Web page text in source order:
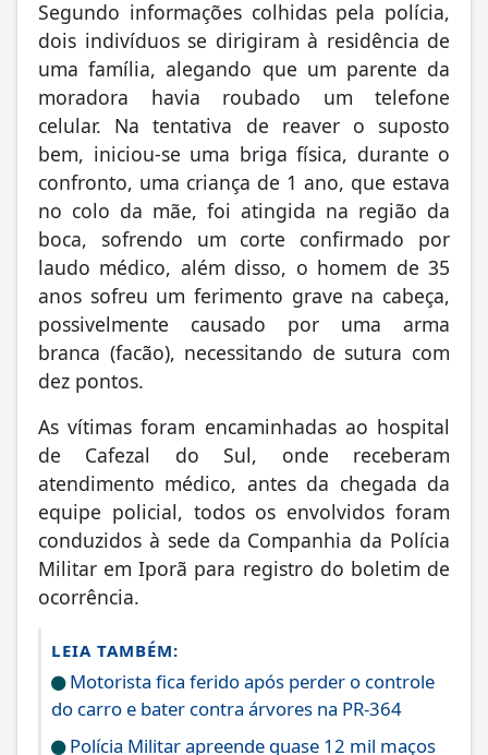
Segundo informações colhidas pela polícia,
dois indivíduos se dirigiram à residência de
uma família, alegando que um parente da
moradora havia roubado um telefone
celular. Na tentativa de reaver o suposto
bem, iniciou-se uma briga física, durante o
confronto, uma criança de 1 ano, que estava
no colo da mãe, foi atingida na região da
boca, sofrendo um corte confirmado por
laudo médico, além disso, o homem de 35
anos sofreu um ferimento grave na cabeça,
possivelmente causado por uma arma
branca (facão), necessitando de sutura com
dez pontos.
As vítimas foram encaminhadas ao hospital
de Cafezal do Sul, onde receberam
atendimento médico, antes da chegada da
equipe policial, todos os envolvidos foram
conduzidos à sede da Companhia da Polícia
Militar em Iporã para registro do boletim de
ocorrência.
LEIA TAMBÉM:
Motorista fica ferido após perder o controle
do carro e bater contra árvores na PR-364
Polícia Militar apreende quase 12 mil maços